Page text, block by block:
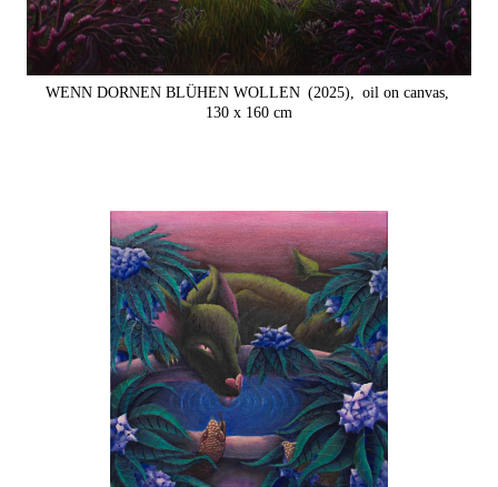
WENN DORNEN BLÜHEN WOLLEN (2025),
oil on canvas,
130 x 160 cm